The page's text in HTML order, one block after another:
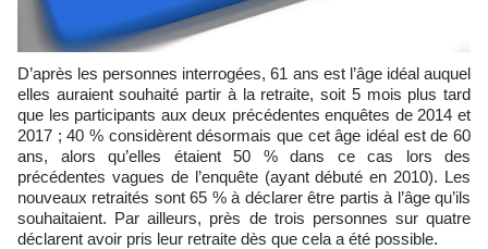
D’après les personnes interrogées, 61 ans est l’âge idéal auquel
elles auraient souhaité partir à la retraite, soit 5 mois plus tard
que les participants aux deux précédentes enquêtes de 2014 et
2017 ; 40 % considèrent désormais que cet âge idéal est de 60
ans, alors qu’elles étaient 50 % dans ce cas lors des
précédentes vagues de l’enquête (ayant débuté en 2010). Les
nouveaux retraités sont 65 % à déclarer être partis à l’âge qu’ils
souhaitaient. Par ailleurs, près de trois personnes sur quatre
déclarent avoir pris leur retraite dès que cela a été possible.